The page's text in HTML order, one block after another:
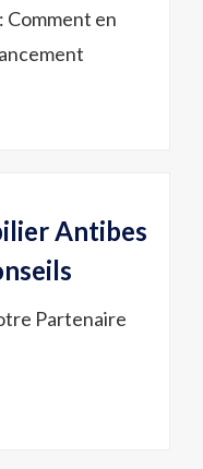
Comment en
Antibes
Partenaire